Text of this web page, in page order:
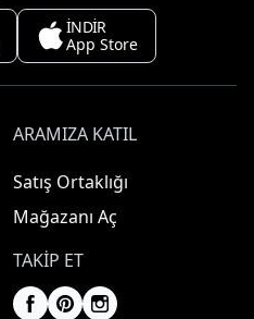
İNDİR
App Store
ARAMIZA KATIL
Satış Ortaklığı
Mağazanı Aç
TAKIP ET